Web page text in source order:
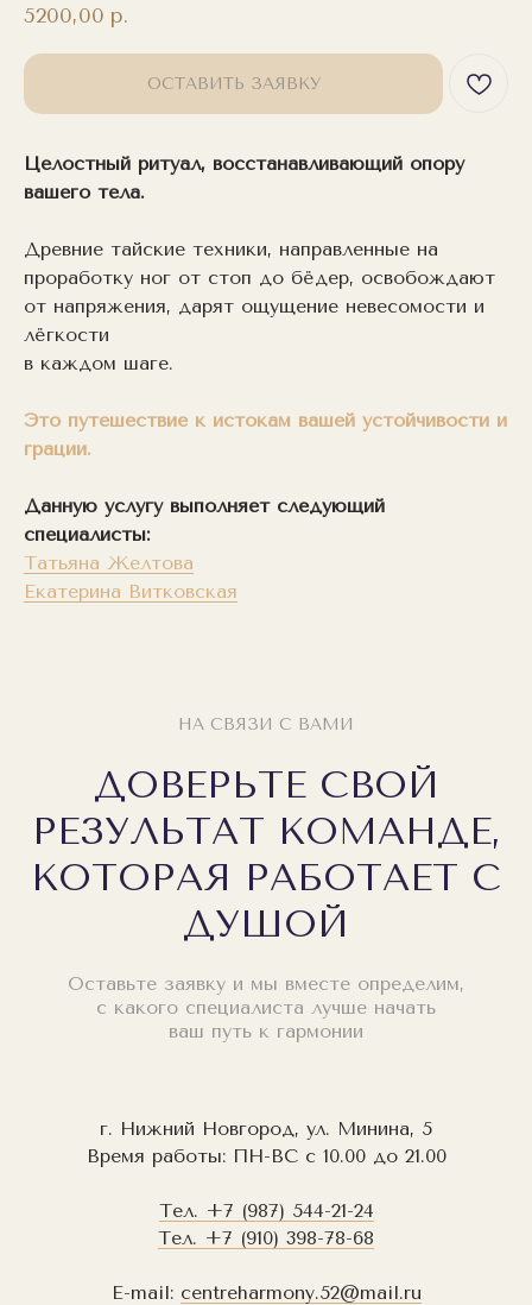
5200,00 р.
ОСТАВИТЬ ЗАЯВКУ
Целостный ритуал, восстанавливающий опору
вашего тела.
Древние тайские техники, направленные на
проработку ног от стоп до бёдер, освобождают
от напряжения, дарят ощущение невесомости и
лёгкости
в каждом шаге.
Это путешествие к истокам вашей устойчивости и
грации.
Данную услугу выполняет следующий
специалисты:
Татьяна Желтова
Екатерина Витковская
НА СВЯЗИ С ВАМИ
ДОВЕРЬТЕ СВОЙ
РЕЗУЛЬТАТ КОМАНДЕ,
КОТОРАЯ РАБОТАЕТ С
ДУШОЙ
Оставьте заявку и мы вместе определим,
с какого специалиста лучше начать
ваш путь к гармонии
г. Нижний Новгород, ул. Минина, 5
Время работы: ПН-ВС с 10.00 до 21.00
Тел. +7 (987) 544-21-24
Тел. +7 (910) 398-78-68
E-mail: centreharmony.52@mail.ru